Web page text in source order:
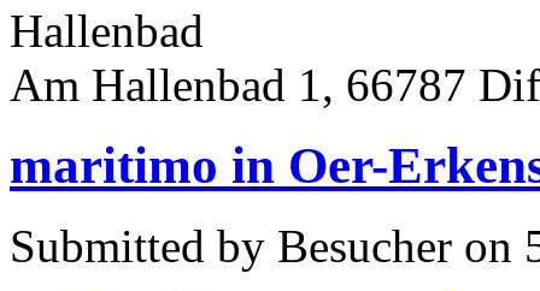
Hallenbad
Am Hallenbad 1, 66787
maritimo in Oer-
Submitted by Besucher on